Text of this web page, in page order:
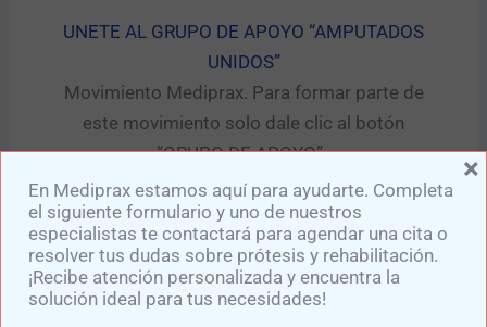
UNETE AL GRUPO DE APOYO “AMPUTADOS
UNIDOS”​
Movimiento Mediprax. Para formar parte de
este movimiento solo dale clic al botón
“GRUPO DE APOYO” .​
Visita nuestras redes sociales y no te pierdas
ningún detalle de nuestras publicaciones:
En Mediprax estamos aquí para ayudarte. Completa
el siguiente formulario y uno de nuestros
especialistas te contactará para agendar una cita o
resolver tus dudas sobre prótesis y rehabilitación.
¡Recibe atención personalizada y encuentra la
solución ideal para tus necesidades!
×